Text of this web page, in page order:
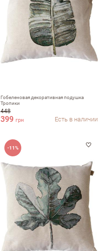
Гобеленовая декоративная подушка
Тропики
448
399 грн Есть в наличии
-11%